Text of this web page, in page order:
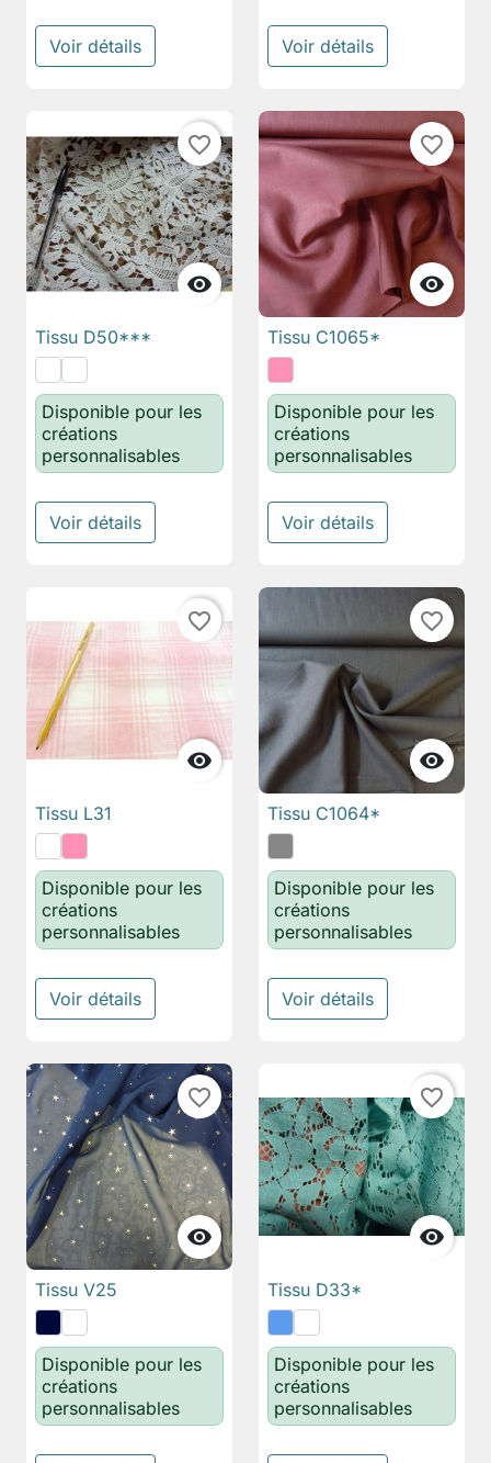
Voir détails Voir détails

favorite_border
Tissu D50***
Disponible pour les
créations
personnalisables
Voir détails

favorite_border
Tissu C1065*
Disponible pour les
créations
personnalisables
Voir détails

favorite_border
Tissu L31
Disponible pour les
créations
personnalisables
Voir détails

favorite_border
Tissu C1064*
Disponible pour les
créations
personnalisables
Voir détails

favorite_border
Tissu V25
Disponible pour les
créations
personnalisables

favorite_border
Tissu D33*
Disponible pour les
créations
personnalisables